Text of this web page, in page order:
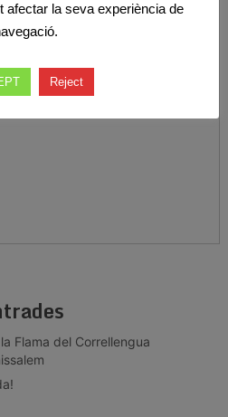
Fins aquí el blog del
que ens torneu a llegir
Flama del Correllengua
afectar la seva experiència de
Reject